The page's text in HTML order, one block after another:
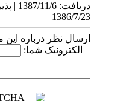
1386/7/23
ارسال نظر درباره این
الکترونیک شما: